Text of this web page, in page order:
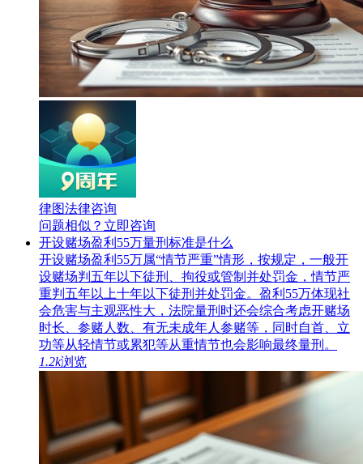
律图法律咨询
问题相似？ 立即咨询
开设赌场盈利55万量刑标准是什么
开设赌场盈利55万属“情节严重”情形，按规定，一般开
设赌场判五年以下徒刑、拘役或管制并处罚金，情节严
重判五年以上十年以下徒刑并处罚金。盈利55万体现社
会危害与主观恶性大，法院量刑时还会综合考虑开赌场
时长、参赌人数、有无未成年人参赌等，同时自首、立
功等从轻情节或累犯等从重情节也会影响最终量刑。
1.2k浏览